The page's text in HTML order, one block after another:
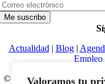
Valoramos tu
Actualidad | Blog|
Empleo
© Copyright 2022 | Aviso